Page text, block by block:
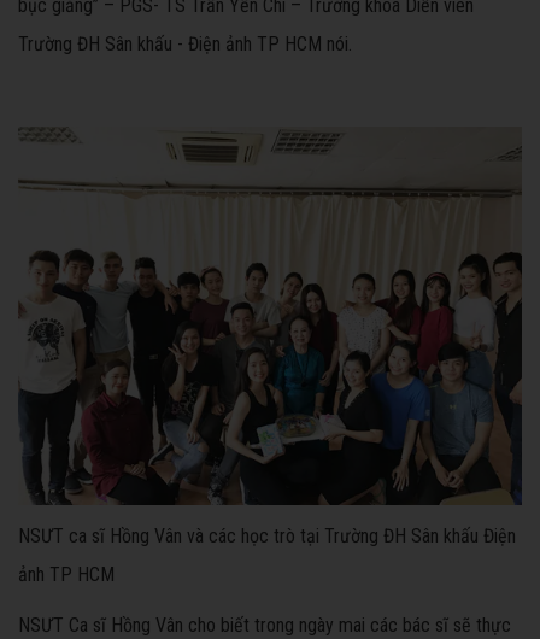
bục giảng” – PGS- TS Trần Yến Chi – Trưởng khoa Diễn viên
Trường ĐH Sân khấu - Điện ảnh TP HCM nói.
NSƯT ca sĩ Hồng Vân và các học trò tại Trường ĐH Sân khấu Điện
ảnh TP HCM
NSƯT Ca sĩ Hồng Vân cho biết trong ngày mai các bác sĩ sẽ thực